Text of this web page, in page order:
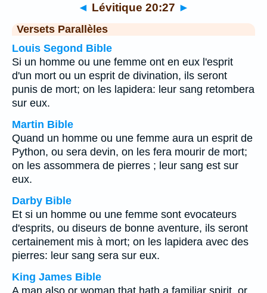
◄ Lévitique 20:27 ►
Versets Parallèles
Louis Segond Bible
Si un homme ou une femme ont en eux l'esprit
d'un mort ou un esprit de divination, ils seront
punis de mort; on les lapidera: leur sang retombera
sur eux.
Martin Bible
Quand un homme ou une femme aura un esprit de
Python, ou sera devin, on les fera mourir de mort;
on les assommera de pierres ; leur sang est sur
eux.
Darby Bible
Et si un homme ou une femme sont evocateurs
d'esprits, ou diseurs de bonne aventure, ils seront
certainement mis à mort; on les lapidera avec des
pierres: leur sang sera sur eux.
King James Bible
A man also or woman that hath a familiar spirit, or